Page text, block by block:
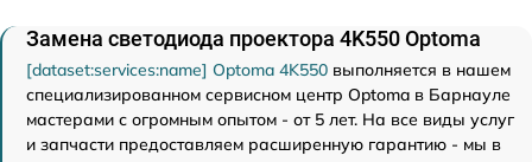
Замена светодиода проектора 4K550 Optoma
[dataset:services:name] Optoma 4K550 выполняется в нашем
специализированном сервисном центр Optoma в Барнауле
мастерами с огромным опытом - от 5 лет. На все виды услуг
и запчасти предоставляем расширенную гарантию - мы в